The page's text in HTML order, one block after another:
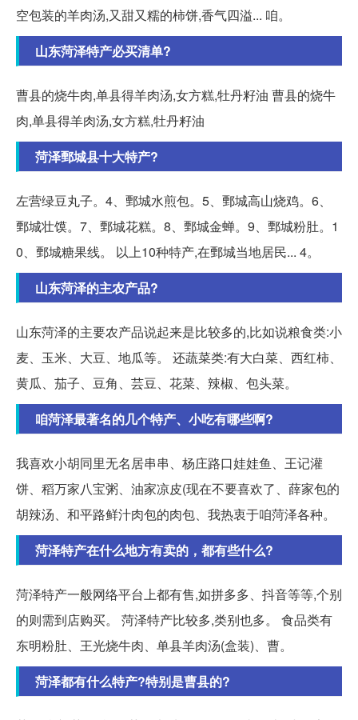
空包装的羊肉汤,又甜又糯的柿饼,香气四溢... 咱。
山东菏泽特产必买清单?
曹县的烧牛肉,单县得羊肉汤,女方糕,牡丹籽油 曹县的烧牛
肉,单县得羊肉汤,女方糕,牡丹籽油
菏泽鄄城县十大特产?
左营绿豆丸子。4、鄄城水煎包。5、鄄城高山烧鸡。6、
鄄城壮馍。7、鄄城花糕。8、鄄城金蝉。9、鄄城粉肚。1
0、鄄城糖果线。 以上10种特产,在鄄城当地居民... 4。
山东菏泽的主农产品?
山东菏泽的主要农产品说起来是比较多的,比如说粮食类:小
麦、玉米、大豆、地瓜等。 还蔬菜类:有大白菜、西红柿、
黄瓜、茄子、豆角、芸豆、花菜、辣椒、包头菜。
咱菏泽最著名的几个特产、小吃有哪些啊?
我喜欢小胡同里无名居串串、杨庄路口娃娃鱼、王记灌
饼、稻万家八宝粥、油家凉皮(现在不要喜欢了、薛家包的
胡辣汤、和平路鲜汁肉包的肉包、我热衷于咱菏泽各种。
菏泽特产在什么地方有卖的，都有些什么?
菏泽特产一般网络平台上都有售,如拼多多、抖音等等,个别
的则需到店购买。 菏泽特产比较多,类别也多。 食品类有
东明粉肚、王光烧牛肉、单县羊肉汤(盒装)、曹。
菏泽都有什么特产?特别是曹县的?